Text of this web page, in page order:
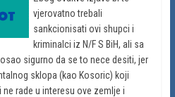
vjerovatno trebali
sankcionisati ovi shupci i
kriminalci iz N/F S BiH, ali sa
sigurno da se to nece desiti, jer
sklopa (kao Kosoric) koji
rade u interesu ove zemlje i